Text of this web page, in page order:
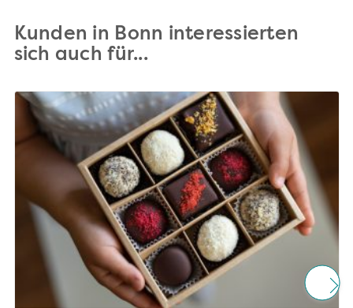
Kunden in Bonn interessierten
sich auch für...